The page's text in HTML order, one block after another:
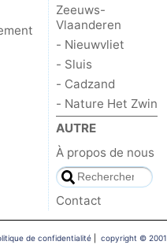
Zeeuws-
Vlaanderen
- Nieuwvliet
- Sluis
- Cadzand
- Nature Het Zwin
AUTRE
À propos de nous
Contact
de confidentialité| copyright © 2001